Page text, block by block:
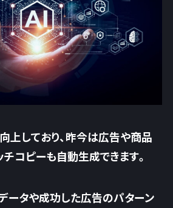
上しており、昨今は広告や商品
コピーも自動生成できます。
ータや成功した広告のパターン